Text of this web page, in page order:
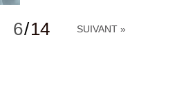
6/14 SUIVANT »